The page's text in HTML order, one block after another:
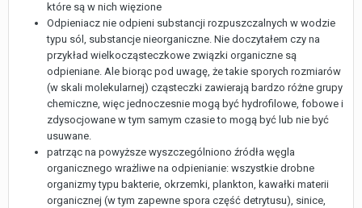
które są w nich więzione
Odpieniacz nie odpieni substancji rozpuszczalnych w wodzie
typu sól, substancje nieorganiczne. Nie doczytałem czy na
przykład wielkocząsteczkowe związki organiczne są
odpieniane. Ale biorąc pod uwagę, że takie sporych rozmiarów
(w skali molekularnej) cząsteczki zawierają bardzo różne grupy
chemiczne, więc jednoczesnie mogą być hydrofilowe, fobowe i
zdysocjowane w tym samym czasie to mogą być lub nie być
usuwane.
patrząc na powyższe wyszczególniono źródła węgla
organicznego wrażliwe na odpienianie: wszystkie drobne
organizmy typu bakterie, okrzemki, plankton, kawałki materii
organicznej (w tym zapewne spora część detrytusu), sinice,